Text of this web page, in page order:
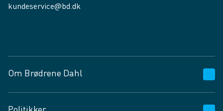
kundeservice@bd.dk
Om Brødrene Dahl